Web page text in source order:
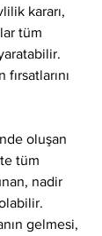
kararı,
tüm
oluşan
tüm
nadir
gelmesi,